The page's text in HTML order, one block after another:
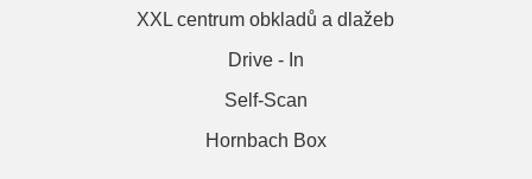
XXL centrum obkladů a dlažeb
Drive - In
Self-Scan
Hornbach Box